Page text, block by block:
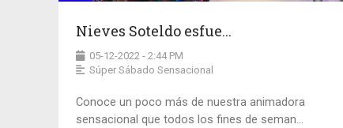
Nieves Soteldo esfue...
05-12-2022 - 2:44 PM
Súper Sábado Sensacional
Conoce un poco más de nuestra animadora
sensacional que todos los fines de seman...